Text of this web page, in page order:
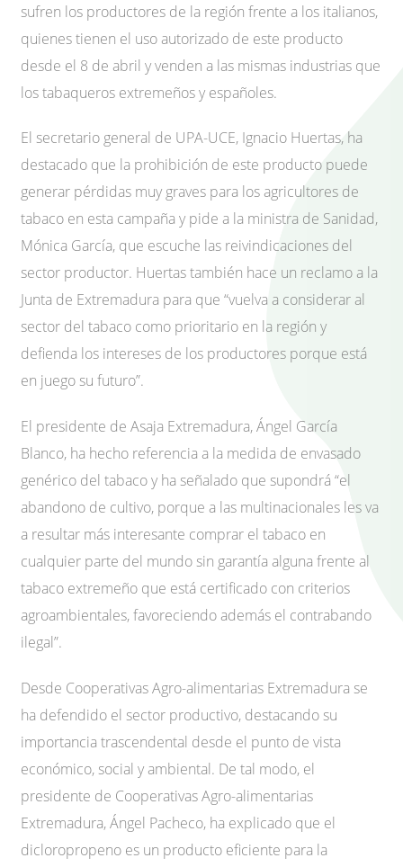
sufren los productores de la región frente a los italianos,
quienes tienen el uso autorizado de este producto
desde el 8 de abril y venden a las mismas industrias que
los tabaqueros extremeños y españoles.
El secretario general de UPA-UCE, Ignacio Huertas, ha
destacado que la prohibición de este producto puede
generar pérdidas muy graves para los agricultores de
tabaco en esta campaña y pide a la ministra de Sanidad,
Mónica García, que escuche las reivindicaciones del
sector productor. Huertas también hace un reclamo a la
Junta de Extremadura para que “vuelva a considerar al
sector del tabaco como prioritario en la región y
defienda los intereses de los productores porque está
en juego su futuro”.
El presidente de Asaja Extremadura, Ángel García
Blanco, ha hecho referencia a la medida de envasado
genérico del tabaco y ha señalado que supondrá “el
abandono de cultivo, porque a las multinacionales les va
a resultar más interesante comprar el tabaco en
cualquier parte del mundo sin garantía alguna frente al
tabaco extremeño que está certificado con criterios
agroambientales, favoreciendo además el contrabando
ilegal”.
Desde Cooperativas Agro-alimentarias Extremadura se
ha defendido el sector productivo, destacando su
importancia trascendental desde el punto de vista
económico, social y ambiental. De tal modo, el
presidente de Cooperativas Agro-alimentarias
Extremadura, Ángel Pacheco, ha explicado que el
dicloropropeno es un producto eficiente para la